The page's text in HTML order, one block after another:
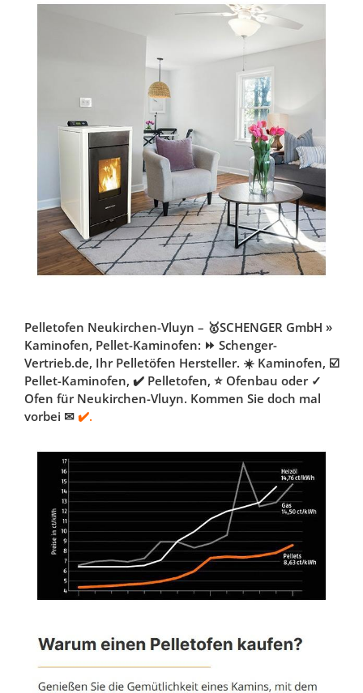
Pelletofen Neukirchen-Vluyn – 🥇SCHENGER GmbH »
Kaminofen, Pellet-Kaminofen: ⏩ Schenger-
Vertrieb.de, Ihr Pelletöfen Hersteller. ☀️ Kaminofen, ☑️
Pellet-Kaminofen, ✔️ Pelletofen, ⭐ Ofenbau oder ✓
Ofen für Neukirchen-Vluyn. Kommen Sie doch mal
vorbei ✉ ✔️.